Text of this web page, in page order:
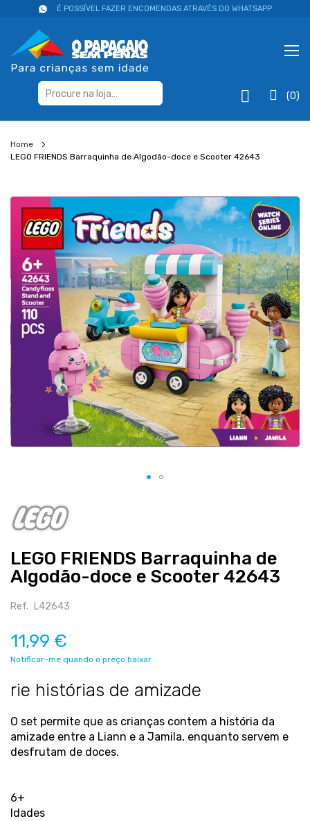
É POSSÍVEL FAZER ENCOMENDAS ATRAVÉS DO WHATSAPP
(0)
Home
LEGO FRIENDS Barraquinha de Algodão-doce e Scooter 42643
LEGO FRIENDS Barraquinha de
Algodão-doce e Scooter 42643
Ref. L42643
11,99 €
Notificar-me quando o preço baixar
rie histórias de amizade
O set permite que as crianças contem a história da
amizade entre a Liann e a Jamila, enquanto servem e
desfrutam de doces.
6+
Idades
para
final
galeria
de
imagens
para
o
da
galeria
de
imagens